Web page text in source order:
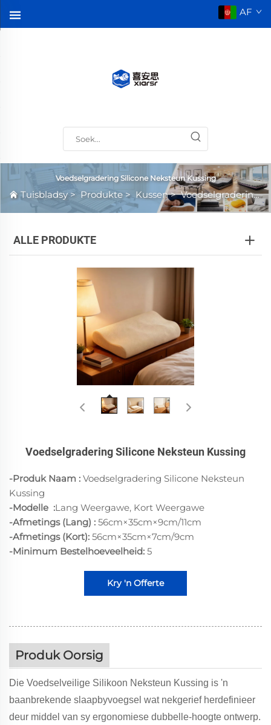
AF
Voedselgradering Silicone Neksteun Kussing
Tuisbladsy> Produkte > Kussen>Voedselgradering Silicone Neksteun Kussing
ALLE PRODUKTE
Voedselgradering Silicone Neksteun Kussing
-Produk Naam : Voedselgradering Silicone Neksteun
Kussing
-Modelle :Lang Weergawe, Kort Weergawe
-Afmetings (Lang) : 56cm×35cm×9cm/11cm
-Afmetings (Kort): 56cm×35cm×7cm/9cm
-Minimum Bestelhoeveelheid: 5
Kry 'n Offerte
Produk Oorsig
Die Voedselveilige Silikoon Neksteun Kussing is 'n
baanbrekende slaapbyvoegsel wat nekgerief herdefinieer
deur middel van sy ergonomiese dubbelle-hoogte ontwerp.